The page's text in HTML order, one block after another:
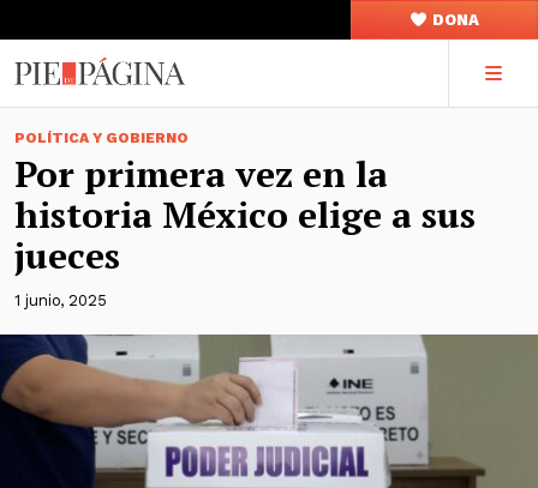
DONA
POLÍTICA Y GOBIERNO
Por primera vez en la
historia México elige a sus
jueces
1 junio, 2025